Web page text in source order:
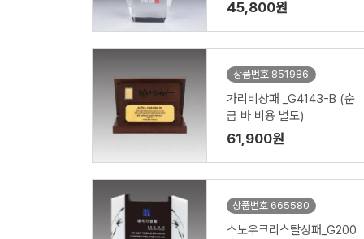
45,800원
상품번호 851986
가리비상패 _G4143-B (순
금 바 비용 별도)
61,900원
상품번호 665580
스노우크리스탈상패_G200